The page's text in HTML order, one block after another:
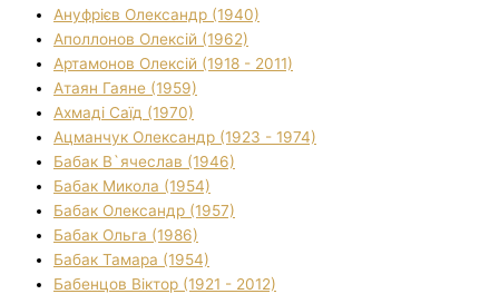
Ануфрієв Олександр (1940)
Аполлонов Олексій (1962)
Артамонов Олексій (1918 - 2011)
Атаян Гаяне (1959)
Ахмаді Саїд (1970)
Ацманчук Олександр (1923 - 1974)
Бабак В`ячеслав (1946)
Бабак Микола (1954)
Бабак Олександр (1957)
Бабак Ольга (1986)
Бабак Тамара (1954)
Бабенцов Віктор (1921 - 2012)